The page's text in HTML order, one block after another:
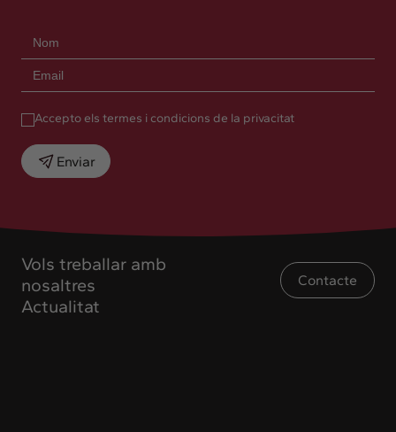
Vols treballar amb
nosaltres
Actualitat
Contacte
Accepto els termes i condicions de la privacitat
Enviar